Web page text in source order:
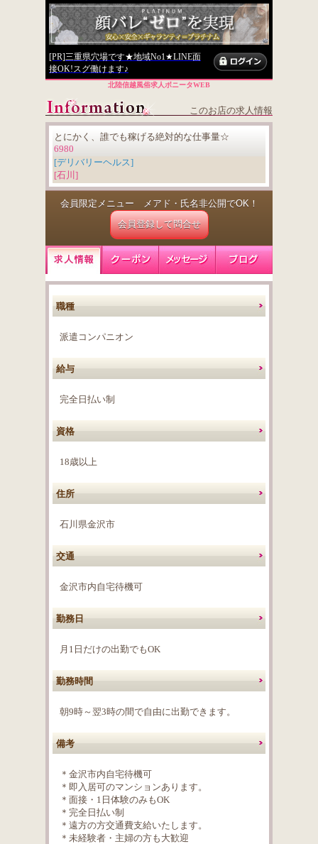
[PR]三重県穴場です★地域No1★LINE面
接OK!スグ働けます♪
北陸信越風俗求人ボニータWEB
このお店の求人情報
とにかく、誰でも稼げる絶対的な仕事量☆
6980
[デリバリーヘルス]
[石川]
会員限定メニュー メアド・氏名非公開でOK！
会員登録して問合せ
職種
派遣コンパニオン
給与
完全日払い制
資格
18歳以上
住所
石川県金沢市
交通
金沢市内自宅待機可
勤務日
月1日だけの出勤でもOK
勤務時間
朝9時～翌3時の間で自由に出勤できます。
備考
＊金沢市内自宅待機可
＊即入居可のマンションあります。
＊面接・1日体験のみもOK
＊完全日払い制
＊遠方の方交通費支給いたします。
＊未経験者・主婦の方も大歓迎